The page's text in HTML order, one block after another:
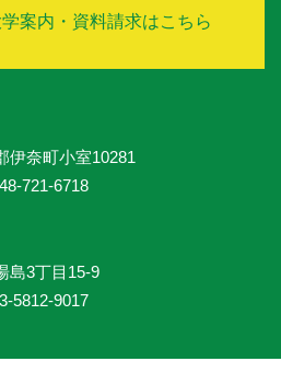
案内・資料請求はこちら
伊奈町小室10281
721-6718
島3丁目15-9
5812-9017